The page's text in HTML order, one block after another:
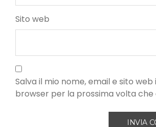
Sito web
Salva il mio nome, email e sito web
browser per la prossima volta